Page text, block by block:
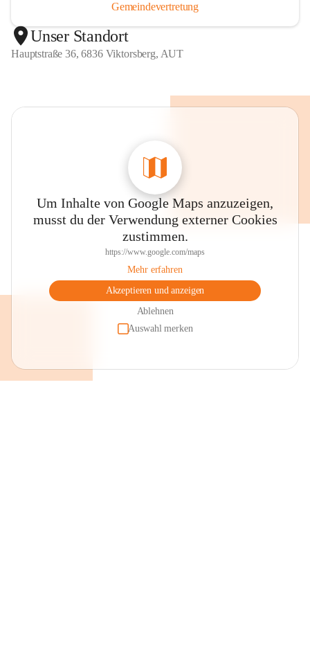
Gemeindevertretung
Unser Standort
Hauptstraße 36, 6836 Viktorsberg, AUT
Um Inhalte von Google Maps anzuzeigen,
musst du der Verwendung externer Cookies
zustimmen.
https://www.google.com/maps
Mehr erfahren
Akzeptieren und anzeigen
Ablehnen
Auswahl merken